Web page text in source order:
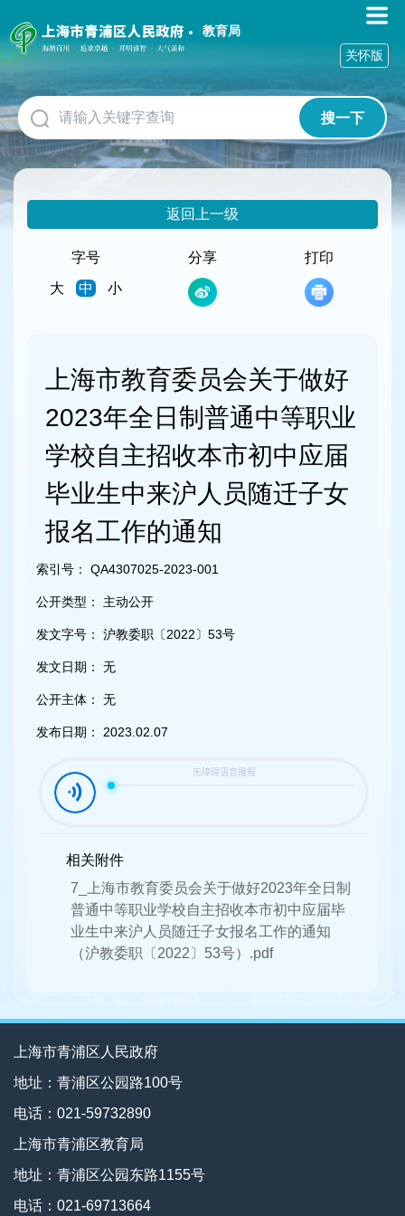
障
碍
作
说
明
跳
到
网
教育局
搜一下
关怀版
返回上一级
字号
大
中 小
分享 打印
上海市教育委员会关于做好
2023年全日制普通中等职业
学校自主招收本市初中应届
毕业生中来沪人员随迁子女
报名工作的通知
索引号： QA4307025-2023-001
公开类型： 主动公开
发文字号： 沪教委职〔2022〕53号
发文日期： 无
公开主体： 无
发布日期： 2023.02.07
相关附件
7_上海市教育委员会关于做好2023年全日制
普通中等职业学校自主招收本市初中应届毕
业生中来沪人员随迁子女报名工作的通知
（沪教委职〔2022〕53号）.pdf
上海市青浦区人民政府
地址：青浦区公园路100号
电话：021-59732890
上海市青浦区教育局
地址：青浦区公园东路1155号
电话：021-69713664